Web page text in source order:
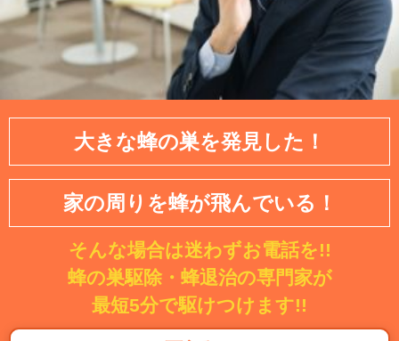
大きな蜂の巣を発見した！
家の周りを蜂が飛んでいる！
そんな場合は迷わずお電話を!!
蜂の巣駆除・蜂退治の専門家が
最短5分で駆けつけます!!